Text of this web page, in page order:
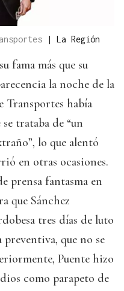
| La Región
fama más que su
la noche de la
Transportes había
trataba de “un
lo que alentó
en otras ocasiones.
prensa fantasma en
que Sánchez
tres días de luto
que no se
Puente hizo
como parapeto de